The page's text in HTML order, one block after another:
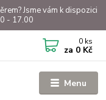
Jsme vám k dispozici
- 17.00
Menu
0 ks
za 0 Kč